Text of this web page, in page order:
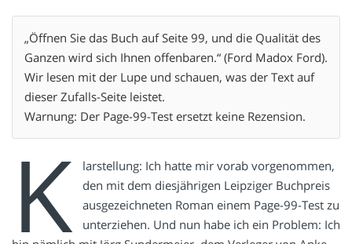
„Öffnen Sie das Buch auf Seite 99, und die Qualität des
Ganzen wird sich Ihnen offenbaren.“ (Ford Madox Ford).
Wir lesen mit der Lupe und schauen, was der Text auf
dieser Zufalls-Seite leistet.
Warnung: Der Page-99-Test ersetzt keine Rezension.
K
larstellung: Ich hatte mir vorab vorgenommen,
den mit dem diesjährigen Leipziger Buchpreis
ausgezeichneten Roman einem Page-99-Test zu
unterziehen. Und nun habe ich ein Problem: Ich